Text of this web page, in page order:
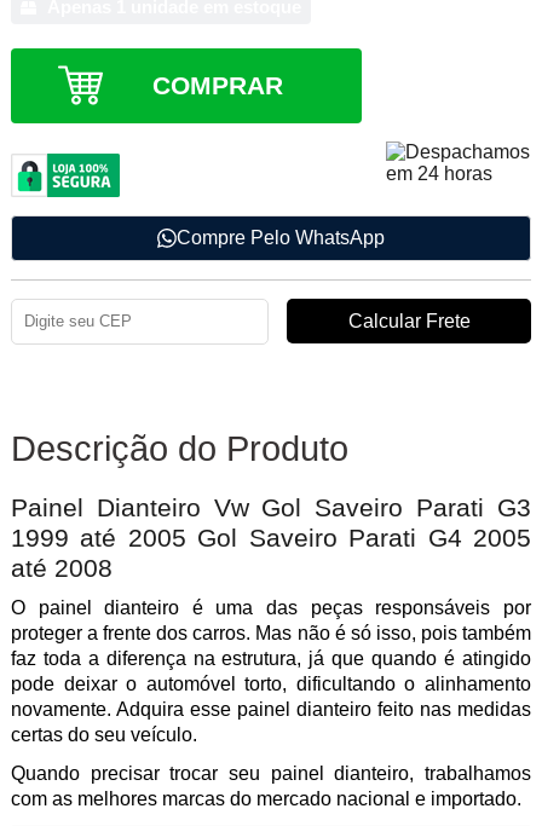
COMPRAR
Compre Pelo WhatsApp
Descrição do Produto
Painel Dianteiro Vw Gol Saveiro Parati G3
1999 até 2005 Gol Saveiro Parati G4 2005
até 2008
O painel dianteiro é uma das peças responsáveis por
proteger a frente dos carros. Mas não é só isso, pois também
faz toda a diferença na estrutura, já que quando é atingido
pode deixar o automóvel torto, dificultando o alinhamento
novamente. Adquira esse painel dianteiro feito nas medidas
certas do seu veículo.
Quando precisar trocar seu painel dianteiro, trabalhamos
com as melhores marcas do mercado nacional e importado.